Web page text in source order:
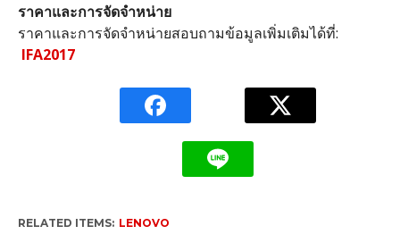
ราคาและการจัดจำหน่าย
ราคาและการจัดจำหน่ายสอบถามข้อมูลเพิ่มเติมได้ที่:
IFA2017
RELATED ITEMS: LENOVO